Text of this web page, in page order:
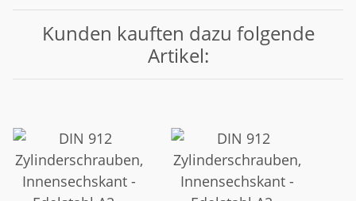
Kunden kauften dazu folgende
Artikel: